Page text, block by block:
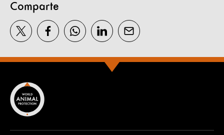
Comparte